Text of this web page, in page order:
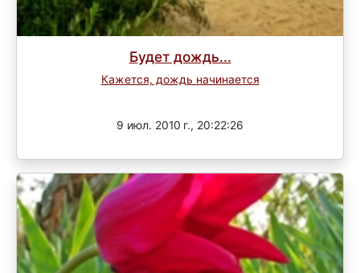
Будет дождь...
Кажется, дождь начинается
9 июл. 2010 г., 20:22:26